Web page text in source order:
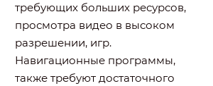
требующих больших ресурсов,
просмотра видео в высоком
разрешении, игр.
Навигационные программы,
также требуют достаточного